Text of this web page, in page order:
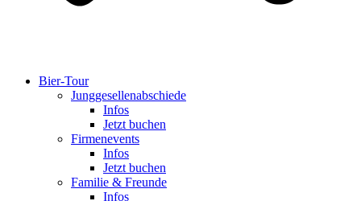
Bier-Tour
Jung­ge­sel­len­ab­schiede
Infos
Jetzt buchen
Fir­men­events
Infos
Jetzt buchen
Familie & Freunde
Infos